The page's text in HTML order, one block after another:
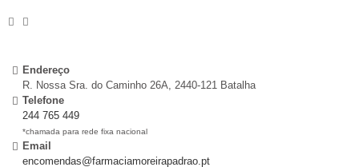
Endereço
R. Nossa Sra. do Caminho 26A, 2440-121 Batalha
Telefone
244 765 449
*chamada para rede fixa nacional
Email
encomendas@farmaciamoreirapadrao.pt